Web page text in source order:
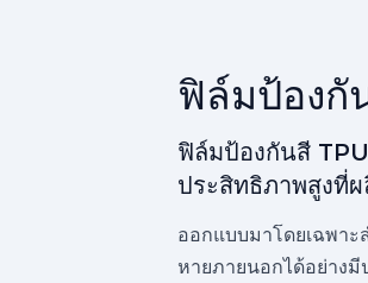
ฟิล์มป้องกั
ฟิล์มป้องกันสี
ประสิทธิภาพสูงที่
ออกแบบมาโดยเฉพาะ
หายภายนอกได้อย่าง